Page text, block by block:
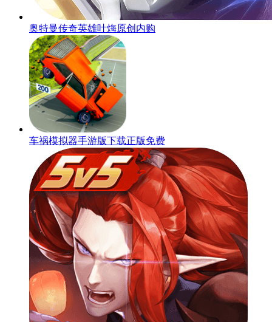
奥特曼传奇英雄叶烸原创内购
车祸模拟器手游版下载正版免费